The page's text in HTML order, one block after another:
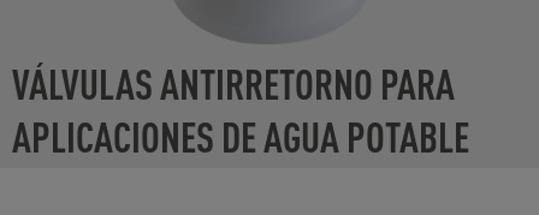
VÁLVULAS ANTIRRETORNO PARA
APLICACIONES DE AGUA POTABLE